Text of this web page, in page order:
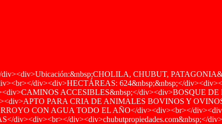
CHUBUT,
div><div>HECTÁREAS: 624&nbsp;&nbsp;</
ACCESIBLES&nbsp;</div><div>BOSQUE
PARA CRIA DE ANIMALES BOVINOS Y
CON AGUA TODO EL AÑO</div><div><br></
div><div>chubutpropiedades.com&nbsp;</div>